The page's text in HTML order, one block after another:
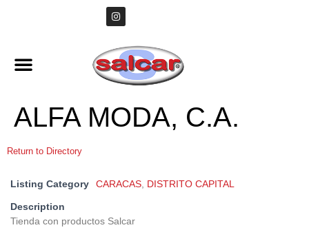
ALFA MODA, C.A.
Return to Directory
Listing Category CARACAS DISTRITO CAPITAL
Description
Tienda con productos Salcar